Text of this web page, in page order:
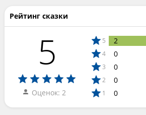
Рейтинг сказки
5
Оценок: 2
5 2
4 0
3 0
2 0
1 0